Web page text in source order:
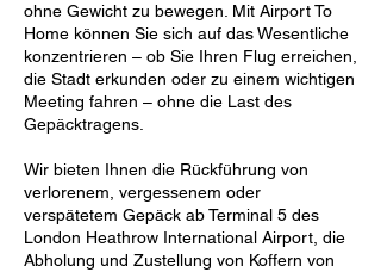
ohne Gewicht zu bewegen. Mit Airport To
Home können Sie sich auf das Wesentliche
konzentrieren – ob Sie Ihren Flug erreichen,
die Stadt erkunden oder zu einem wichtigen
Meeting fahren – ohne die Last des
Gepäcktragens.
Wir bieten Ihnen die Rückführung von
verlorenem, vergessenem oder
verspätetem Gepäck ab Terminal 5 des
London Heathrow International Airport, die
Abholung und Zustellung von Koffern von